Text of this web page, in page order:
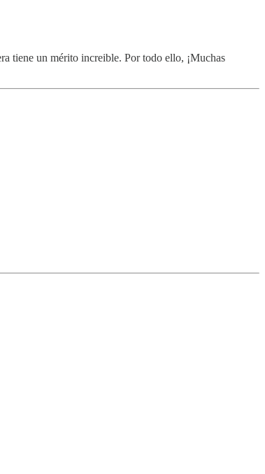
tiene un mérito increible. Por todo ello, ¡Muchas